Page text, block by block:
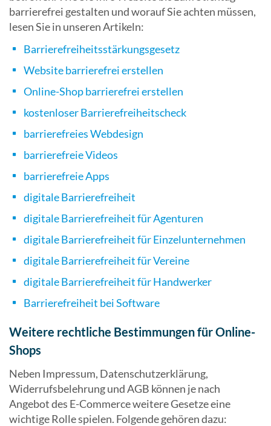
barrierefrei gestalten und worauf Sie achten müssen,
lesen Sie in unseren Artikeln:
Barrierefreiheitsstärkungsgesetz
Website barrierefrei erstellen
Online-Shop barrierefrei erstellen
kostenloser Barrierefreiheitscheck
barrierefreies Webdesign
barrierefreie Videos
barrierefreie Apps
digitale Barrierefreiheit
digitale Barrierefreiheit für Agenturen
digitale Barrierefreiheit für Einzelunternehmen
digitale Barrierefreiheit für Vereine
digitale Barrierefreiheit für Handwerker
Barrierefreiheit bei Software
Weitere rechtliche Bestimmungen für Online-
Shops
Neben Impressum, Datenschutzerklärung,
Widerrufsbelehrung und AGB können je nach
Angebot des E-Commerce weitere Gesetze eine
wichtige Rolle spielen. Folgende gehören dazu: